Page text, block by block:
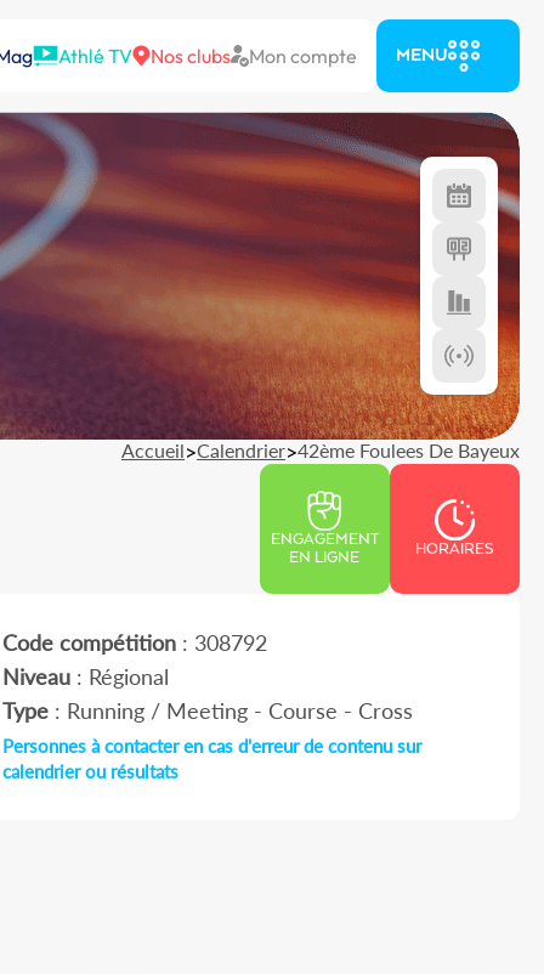
Athlé TV Nos clubs Mon compte MENU
Accueil>Calendrier>42ème Foulees De Bayeux
ENGAGEMENT
EN LIGNE
HORAIRES
Code compétition: 308792
Niveau: Régional
Type: Running / Meeting - Course - Cross
Personnes à contacter en cas d'erreur de contenu sur
calendrier ou résultats